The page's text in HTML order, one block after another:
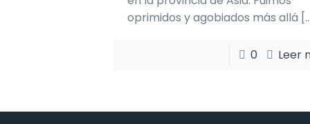
oprimidos y agobiados más allá
0 Leer